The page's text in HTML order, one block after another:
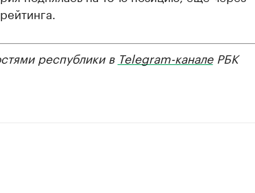
республики в Telegram-каналеРБК